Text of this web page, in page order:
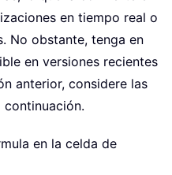
en tiempo real o
No obstante, tenga en
en versiones recientes
anterior, considere las
continuación.
en la celda de